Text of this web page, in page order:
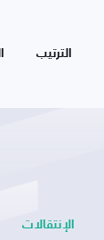
الترتيب
الإنتقالات